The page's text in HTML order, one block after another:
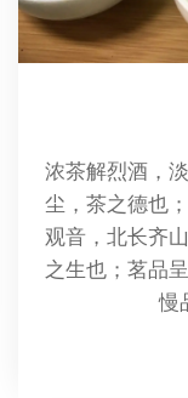
一种结合了芳香疗
法。在这种疗法中
作为按摩油，通过
此来放松肌肉、
压力和改善整体